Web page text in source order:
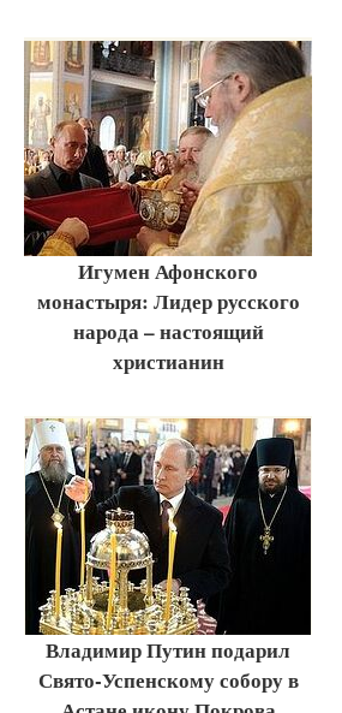
Игумен Афонского
монастыря: Лидер русского
народа – настоящий
христианин
Владимир Путин подарил
Свято-Успенскому собору в